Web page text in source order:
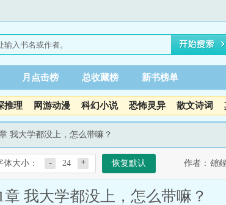
月点击榜 总收藏榜 新书榜单
推理 网游动漫 科幻小说 恐怖灵异 散文诗词
我大学都没上，怎么带嘛？
体大小： - 24 + 恢复默认 作者： 锦
章 我大学都没上，怎么带嘛？